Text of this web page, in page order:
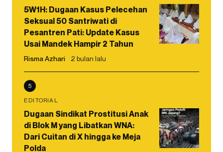
5W1H: Dugaan Kasus Pelecehan
Seksual 50 Santriwati di
Pesantren Pati: Update Kasus
Usai Mandek Hampir 2 Tahun
Risma Azhari 2 bulan lalu
5
EDITORIAL
Dugaan Sindikat Prostitusi Anak
di Blok M yang Libatkan WNA:
Dari Cuitan di X hingga ke Meja
Polda